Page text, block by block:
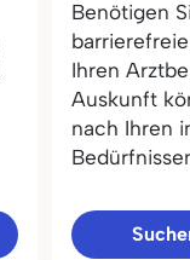
Benötigen
Ihren
Auskunft
nach Ihren